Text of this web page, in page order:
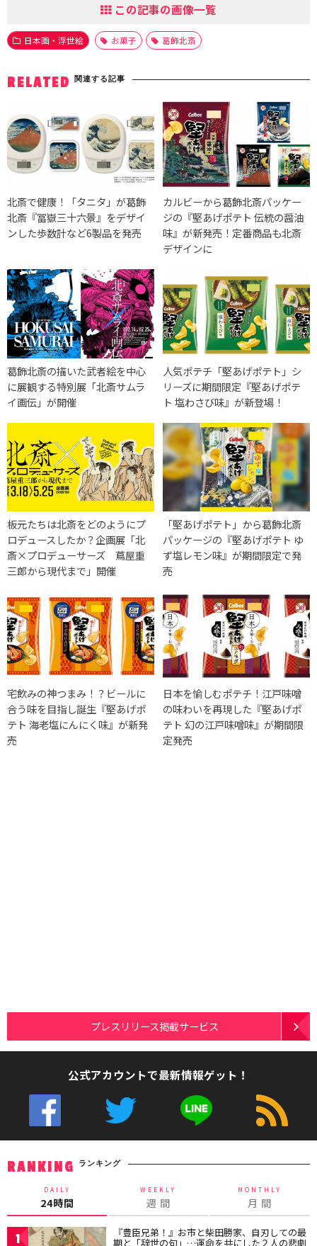
この記事の画像一覧
日本画・浮世絵 お菓子 葛飾北斎
RELATED 関連する記事
北斎で健康！「タニタ」が葛飾
北斎『冨嶽三十六景』をデザイ
ンした歩数計など6製品を発売
カルビーから葛飾北斎パッケー
ジの『堅あげポテト 伝統の醤油
味』が新発売！定番商品も北斎
デザインに
葛飾北斎の描いた武者絵を中心
に展観する特別展「北斎サムラ
イ画伝」が開催
人気ポテチ「堅あげポテト」シ
リーズに期間限定『堅あげポテ
ト 塩わさび味』が新登場！
板元たちは北斎をどのようにプ
ロデュースしたか？企画展「北
斎×プロデューサーズ 蔦屋重
三郎から現代まで」開催
「堅あげポテト」から葛飾北斎
パッケージの『堅あげポテト ゆ
ず塩レモン味』が期間限定で発
売
宅飲みの神つまみ！？ビールに
合う味を目指し誕生『堅あげポ
テト 海老塩にんにく味』が新発
売
日本を愉しむポテチ！江戸味噌
の味わいを再現した『堅あげポ
テト 幻の江戸味噌味』が期間限
定発売
プレスリリース掲載サービス
公式アカウントで最新情報ゲット！
RANKING ランキング
DAILY
24時間
WEEKLY
週 間
MONTHLY
月 間
1 『豊臣兄弟！』お市と柴田勝家、自刃しての最
期と「辞世の句」…運命を共にした２人の悲劇